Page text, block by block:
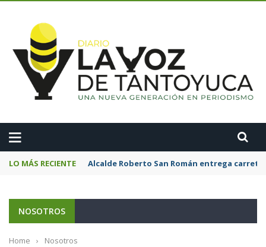
LO MÁS RECIENTE Alcalde Roberto San Román entrega
NOSOTROS
Home › Nosotros